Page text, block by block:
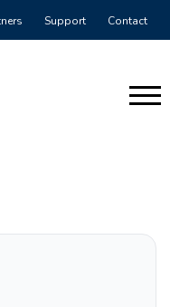
Support Contact